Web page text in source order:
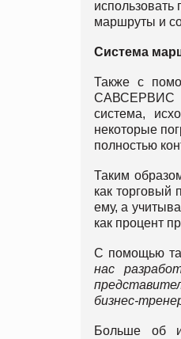
маршруты и
Система
Также с
САВСЕРВИС
система,
некоторые
полностью
Таким
как торговый
ему, а
как процент
С помощью
нас
бизнес-
Больше об